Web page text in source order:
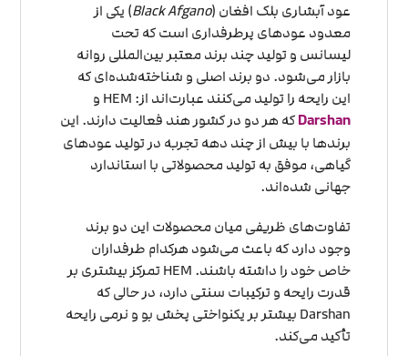
عود آبشاری بلک افغان (Black Afgano) یکی از
معدود عودهای پرطرفداری است که تحت
لیسانس و تولید چند برند معتبر بین‌المللی روانه
بازار می‌شود. دو برند اصلی و شناخته‌شده‌ای که
این رایحه را تولید می‌کنند عبارت‌اند از: HEM و
Darshanکه هر دو در کشور هند فعالیت دارند. این
برندها با بیش از چند دهه تجربه در تولید عودهای
گیاهی، موفق به تولید محصولاتی با استاندارد
جهانی شده‌اند.
تفاوت‌های ظریفی میان محصولات این دو برند
وجود دارد که باعث می‌شود هرکدام طرفداران
خاص خود را داشته باشند. HEM تمرکز بیشتری بر
قدرت رایحه و ترکیبات سنتی دارد، در حالی که
Darshan بیشتر بر یکنواختی پخش بو و نرمی رایحه
تأکید می‌کند.